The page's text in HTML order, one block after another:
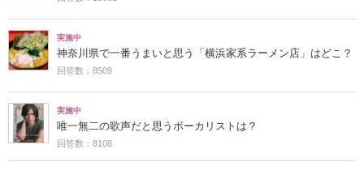
実施中
神奈川県で一番うまいと思う「横浜家系ラーメン店」はどこ？
回答数：8509
実施中
唯一無二の歌声だと思うボーカリストは？
回答数：8108